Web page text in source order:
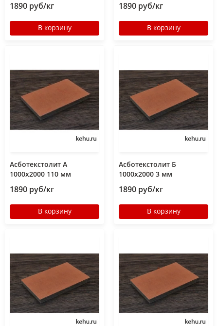
1890 руб/кг
В корзину
1890 руб/кг
В корзину
Асботекстолит А
1000х2000 110 мм
1890 руб/кг
В корзину
Асботекстолит Б
1000х2000 3 мм
1890 руб/кг
В корзину